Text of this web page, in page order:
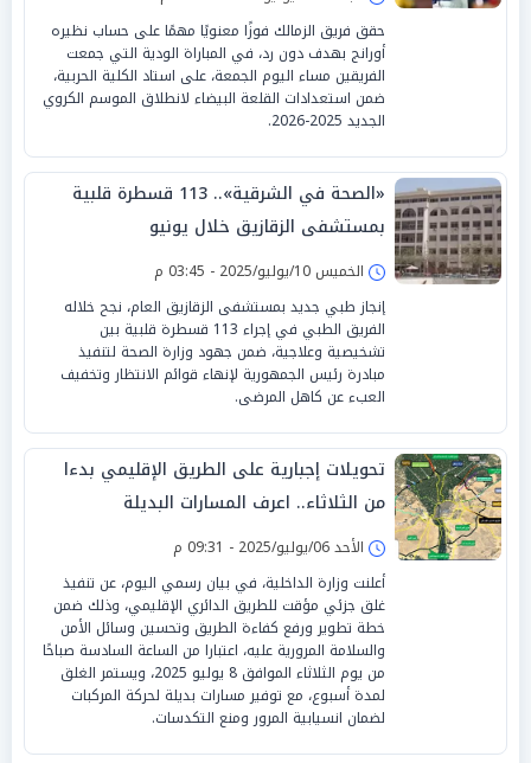
حقق فريق الزمالك فوزًا معنويًا مهمًا على حساب نظيره
أورانج بهدف دون رد، في المباراة الودية التي جمعت
الفريقين مساء اليوم الجمعة، على استاد الكلية الحربية،
ضمن استعدادات القلعة البيضاء لانطلاق الموسم الكروي
الجديد 2025-2026.
«الصحة في الشرقية».. 113 قسطرة قلبية
بمستشفى الزقازيق خلال يونيو
الخميس 10/يوليو/2025 - 03:45 م
إنجاز طبي جديد بمستشفى الزقازيق العام، نجح خلاله
الفريق الطبي في إجراء 113 قسطرة قلبية بين
تشخيصية وعلاجية، ضمن جهود وزارة الصحة لتنفيذ
مبادرة رئيس الجمهورية لإنهاء قوائم الانتظار وتخفيف
العبء عن كاهل المرضى.
تحويلات إجبارية على الطريق الإقليمي بدءا
من الثلاثاء.. اعرف المسارات البديلة
الأحد 06/يوليو/2025 - 09:31 م
أعلنت وزارة الداخلية، في بيان رسمي اليوم، عن تنفيذ
غلق جزئي مؤقت للطريق الدائري الإقليمي، وذلك ضمن
خطة تطوير ورفع كفاءة الطريق وتحسين وسائل الأمن
والسلامة المرورية عليه، اعتبارا من الساعة السادسة صباحًا
من يوم الثلاثاء الموافق 8 يوليو 2025، ويستمر الغلق
لمدة أسبوع، مع توفير مسارات بديلة لحركة المركبات
لضمان انسيابية المرور ومنع التكدسات.